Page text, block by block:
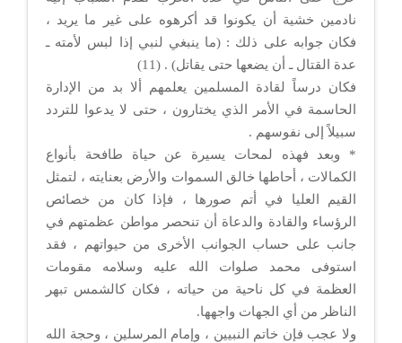
نادمين خشية أن يكونوا قد أكرهوه على غير ما يريد ،
فكان جوابه على ذلك : (ما ينبغي لنبي إذا لبس لأمته ـ
عدة القتال ـ أن يضعها حتى يقاتل) . (11)
فكان درساً لقادة المسلمين يعلمهم ألا بد من الإدارة
الحاسمة في الأمر الذي يختارون ، حتى لا يدعوا للتردد
سبيلاً إلى نفوسهم .
* وبعد فهذه لمحات يسيرة عن حياة طافحة بأنواع
الكمالات ، أحاطها خالق السموات والأرض بعنايته ، لتمثل
القيم العليا في أتم صورها ، فإذا كان من خصائص
الرؤساء والقادة والدعاة أن تنحصر مواطن عظمتهم في
جانب على حساب الجوانب الأخرى من حيواتهم ، فقد
استوفى محمد صلوات الله عليه وسلامه مقومات
العظمة في كل ناحية من حياته ، فكان كالشمس تبهر
الناظر من أي الجهات واجهها.
ولا عجب فإن خاتم النبيين ، وإمام المرسلين ، وحجة الله